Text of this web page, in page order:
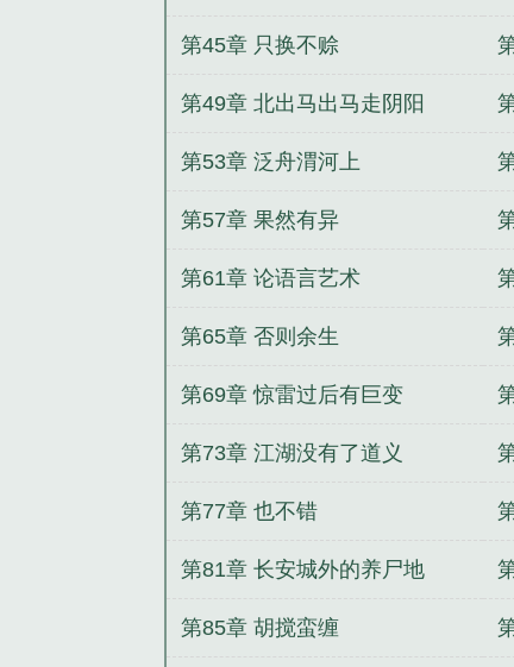
第45章 只换不赊
第49章 北出马出马走阴阳
第53章 泛舟渭河上
第57章 果然有异
第61章 论语言艺术
第65章 否则余生
第69章 惊雷过后有巨变
第73章 江湖没有了道义
第77章 也不错
第81章 长安城外的养尸地
第85章 胡搅蛮缠